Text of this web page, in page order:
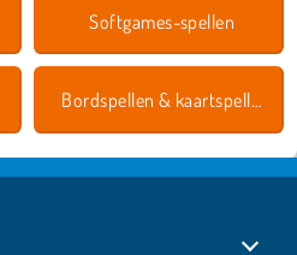
Softgames-spellen
Bordspellen & kaartspellen